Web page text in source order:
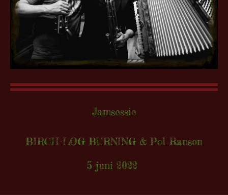
Jamsessie
BIRCH-LOG BURNING & Pol Ranson
5 juni 2022